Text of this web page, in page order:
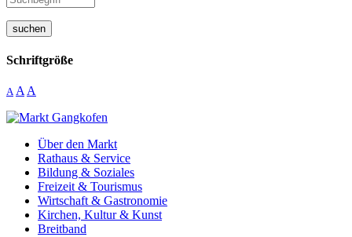
suchen
Schriftgröße
A A A
Über den Markt
Rathaus & Service
Bildung & Soziales
Freizeit & Tourismus
Wirtschaft & Gastronomie
Kirchen, Kultur & Kunst
Breitband